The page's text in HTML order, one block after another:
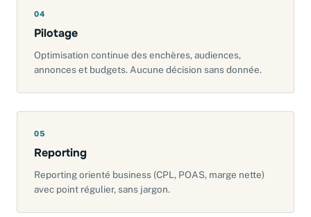
04
Pilotage
Optimisation continue des enchères, audiences,
annonces et budgets. Aucune décision sans donnée.
05
Reporting
Reporting orienté business (CPL, POAS, marge nette)
avec point régulier, sans jargon.